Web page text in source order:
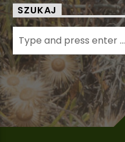
SZUKAJ